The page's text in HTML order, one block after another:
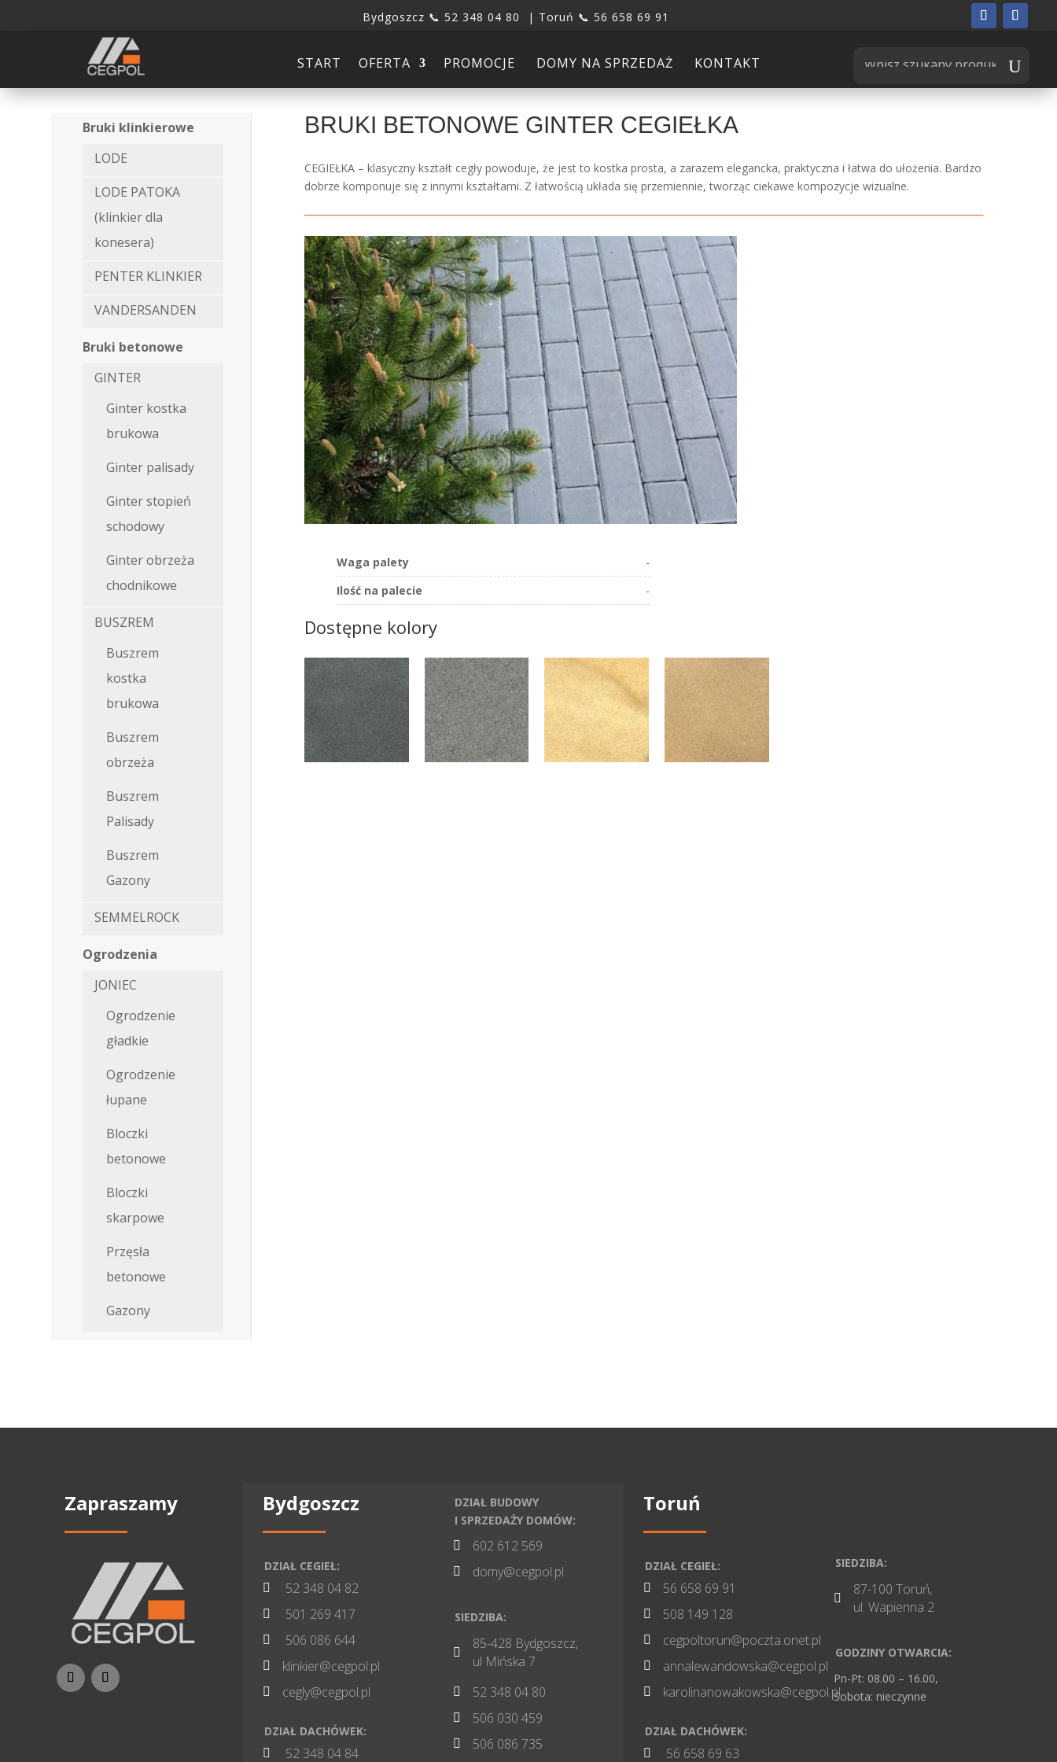
Bydgoszcz 📞 52 348 04 80 | Toruń 📞 56 658 69 91
START OFERTA PROMOCJE DOMY NA SPRZEDAŻ KONTAKT
Bruki klinkierowe
LODE
LODE PATOKA
(klinkier dla
konesera)
PENTER KLINKIER
VANDERSANDEN
Bruki betonowe
GINTER
Ginter kostka
brukowa
Ginter palisady
Ginter stopień
schodowy
Ginter obrzeża
chodnikowe
BUSZREM
Buszrem
kostka
brukowa
Buszrem
obrzeża
Buszrem
Palisady
Buszrem
Gazony
SEMMELROCK
Ogrodzenia
JONIEC
Ogrodzenie
gładkie
Ogrodzenie
łupane
Bloczki
betonowe
Bloczki
skarpowe
Przęsła
betonowe
Gazony
BRUKI BETONOWE GINTER CEGIEŁKA
CEGIEŁKA – klasyczny kształt cegły powoduje, że jest to kostka prosta, a zarazem elegancka, praktyczna i łatwa do ułożenia. Bardzo
dobrze komponuje się z innymi kształtami. Z łatwością układa się przemiennie, tworząc ciekawe kompozycje wizualne.
Waga palety
-
Ilość na palecie
-
Dostępne kolory
Zapraszamy Bydgoszcz
DZIAŁ CEGIEŁ:
 52 348 04 82
 501 269 417
 506 086 644
 klinkier@cegpol.pl
 cegly@cegpol.pl
DZIAŁ DACHÓWEK:
 52 348 04 84
DZIAŁ BUDOWY
I SPRZEDAŻY DOMÓW:
 602 612 569
 domy@cegpol.pl
SIEDZIBA:

85-428 Bydgoszcz,
ul Mińska 7
 52 348 04 80
 506 030 459
 506 086 735
Toruń
DZIAŁ CEGIEŁ:
 56 658 69 91
 508 149 128
 cegpoltorun@poczta.onet.pl
 annalewandowska@cegpol.pl
 karolinanowakowska@cegpol.pl
DZIAŁ DACHÓWEK:
 56 658 69 63
SIEDZIBA:

87-100 Toruń,
ul. Wapienna 2
GODZINY OTWARCIA:
Pn-Pt: 08.00 – 16.00,
Sobota: nieczynne